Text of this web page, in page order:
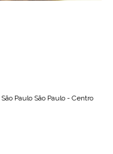
São Paulo São Paulo - Centro